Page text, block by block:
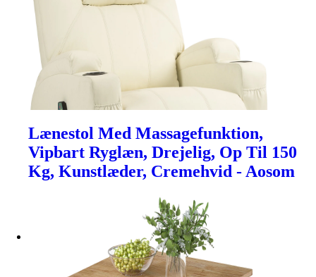
Lænestol Med Massagefunktion,
Vipbart Ryglæn, Drejelig, Op Til 150
Kg, Kunstlæder, Cremehvid - Aosom